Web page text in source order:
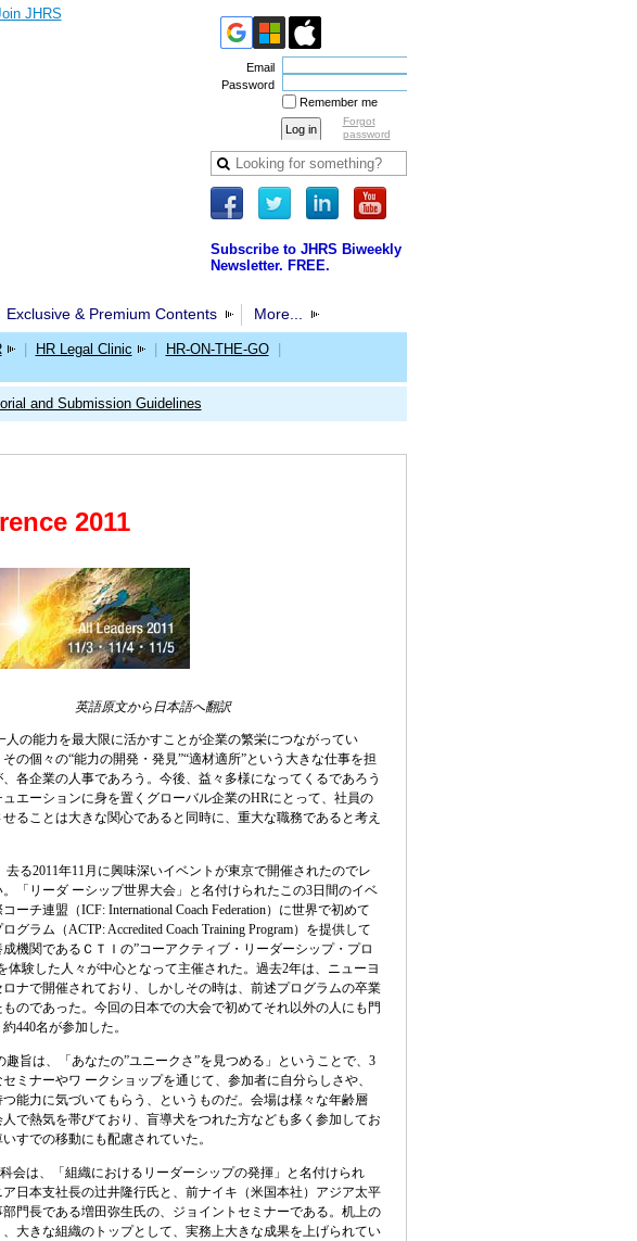
JHRS
Email
Password
Remember me
Forgot
password
Subscribe to JHRS Biweekly
Newsletter. FREE.
Exclusive & Premium Contents More...
HR Legal Clinic HR-ON-THE-GO
and Submission Guidelines
2011
英語原文から日本語へ翻訳
の能力を最大限に活かすことが企業の繁栄につながってい
その個々の“能力の開発・発見”“適材適所”という大きな仕事を担
各企業の人事であろう。今後、益々多様になってくるであろう
ュエーションに身を置くグローバル企業のHRにとって、社員の
ることは大きな関心であると同時に、重大な職務であると考え
去る2011年11月に興味深いイベントが東京で開催されたのでレ
「リーダ ーシップ世界大会」と名付けられたこの3日間のイベ
ーチ連盟（ICF: International Coach Federation）に世界で初めて
グラム（ACTP: Accredited Coach Training Program）を提供して
機関であるＣＴＩの”コーアクティブ・リーダーシップ・プロ
体験した人々が中心となって主催された。過去2年は、ニューヨ
ロナで開催されており、しかしその時は、前述プログラムの卒業
のであった。今回の日本での大会で初めてそれ以外の人にも門
440名が参加した。
趣旨は、「あなたの”ユニークさ”を見つめる」ということで、3
ミナーやワ ークショップを通じて、参加者に自分らしさや、
つ能力に気づいてもらう、というものだ。会場は様々な年齢層
で熱気を帯びており、盲導犬をつれた方なども多く参加してお
すでの移動にも配慮されていた。
会は、「組織におけるリーダーシップの発揮」と名付けられ
日本支社長の辻井隆行氏と、前ナイキ（米国本社）アジア太平
門長である増田弥生氏の、ジョイントセミナーである。机上の
、大きな組織のトップとして、実務上大きな成果を上げられてい